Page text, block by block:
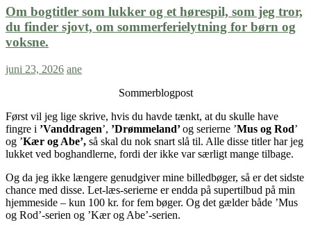
Om bogtitler som lukker og et hørespil, som jeg tror,
du finder sjovt, om sommerferielytning for børn og
voksne.
juni 23, 2026 ane
Sommerblogpost
Først vil jeg lige skrive, hvis du havde tænkt, at du skulle have
fingre i ’Vanddragen’, ’Drømmeland’og serierne ’Mus og Rod’
og ’Kær og Abe’, så skal du nok snart slå til. Alle disse titler har jeg
lukket ved boghandlerne, fordi der ikke var særligt mange tilbage.
Og da jeg ikke længere genudgiver mine billedbøger, så er det sidste
chance med disse. Let-læs-serierne er endda på supertilbud på min
hjemmeside – kun 100 kr. for fem bøger. Og det gælder både ’Mus
og Rod’-serien og ’Kær og Abe’-serien.